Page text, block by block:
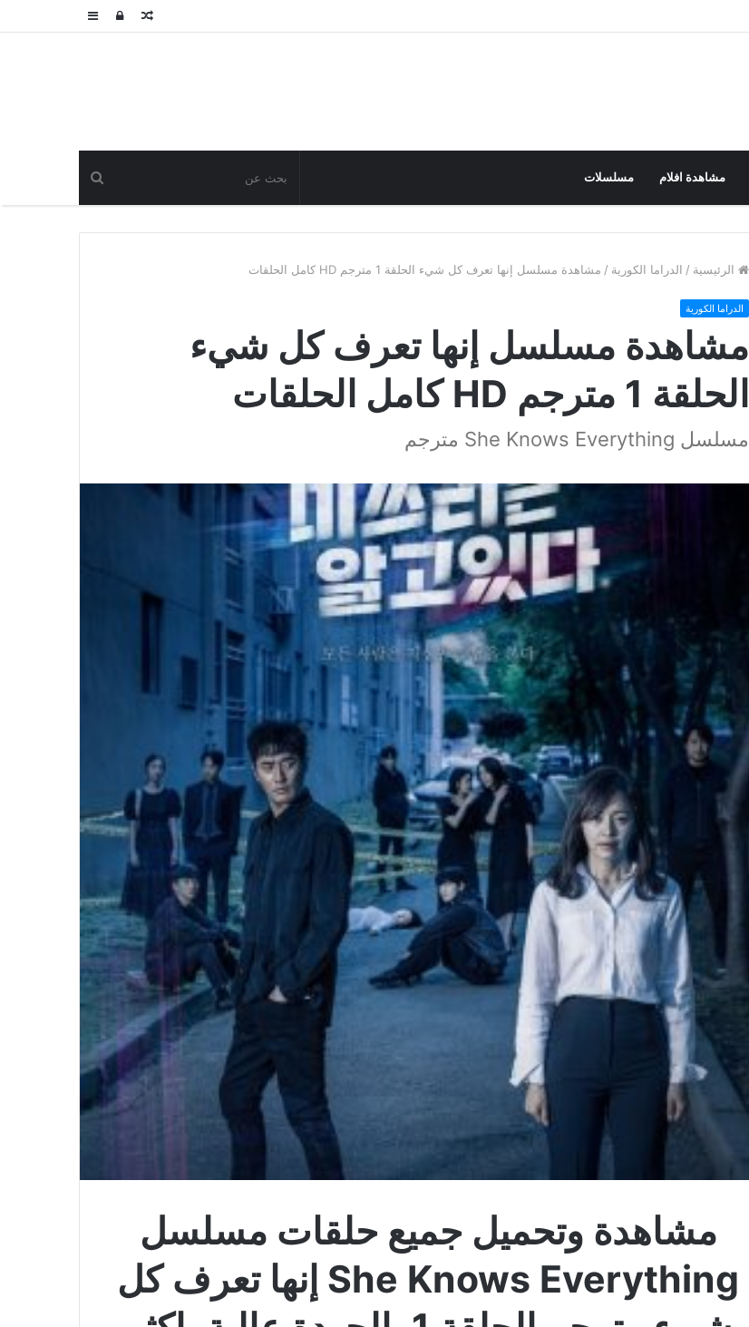
عمودتسجيلمقال
مشاهدة افلام مسلسلات
الرئيسية / الدراما الكورية / مشاهدة مسلسل إنها تعرف كل شيء الحلقة 1 مترجم HD كامل الحلقات
الدراما الكورية
مشاهدة مسلسل إنها تعرف كل شيء
الحلقة 1 مترجم HD كامل الحلقات
مسلسل She Knows Everything مترجم
مشاهدة وتحميل جميع حلقات مسلسل
She Knows Everything إنها تعرف كل